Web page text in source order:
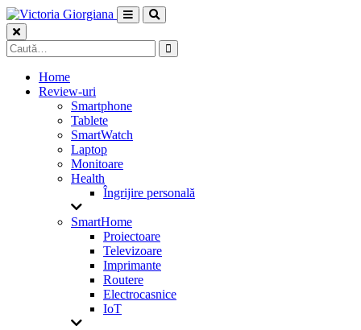
Skip
to
content
Caută
după:
Home
Review-uri
Smartphone
Tablete
SmartWatch
Laptop
Monitoare
Health
Îngrijire personală
SmartHome
Proiectoare
Televizoare
Imprimante
Routere
Electrocasnice
IoT